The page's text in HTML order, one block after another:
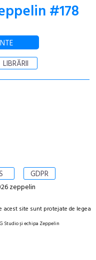
#178
LIBRĂRII
GDPR
zeppelin
acest site sunt protejate de legea
Studio și echipa Zeppelin